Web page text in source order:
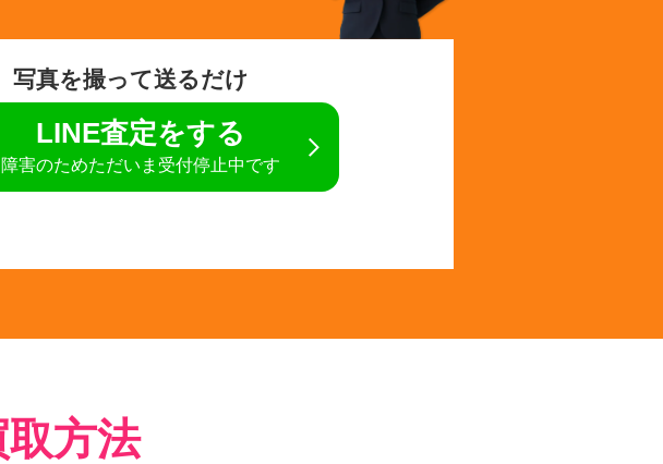
写真を撮って送るだけ
LINE査定をする
障害のためただいま受付停止中です
方法